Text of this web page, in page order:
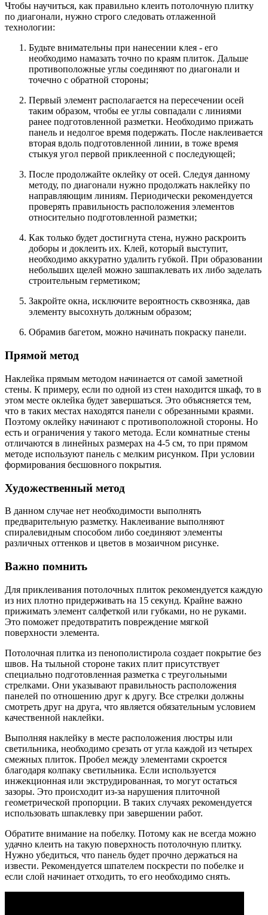
Чтобы научиться, как правильно клеить потолочную плитку
по диагонали, нужно строго следовать отлаженной
технологии:
Будьте внимательны при нанесении клея - его
необходимо намазать точно по краям плиток. Дальше
противоположные углы соединяют по диагонали и
точечно с обратной стороны;
Первый элемент располагается на пересечении осей
таким образом, чтобы ее углы совпадали с линиями
ранее подготовленной разметки. Необходимо прижать
панель и недолгое время подержать. После наклеивается
вторая вдоль подготовленной линии, в тоже время
стыкуя угол первой приклеенной с последующей;
После продолжайте оклейку от осей. Следуя данному
методу, по диагонали нужно продолжать наклейку по
направляющим линиям. Периодически рекомендуется
проверять правильность расположения элементов
относительно подготовленной разметки;
Как только будет достигнута стена, нужно раскроить
доборы и доклеить их. Клей, который выступит,
необходимо аккуратно удалить губкой. При образовании
небольших щелей можно зашпаклевать их либо заделать
строительным герметиком;
Закройте окна, исключите вероятность сквозняка, дав
элементу высохнуть должным образом;
Обрамив багетом, можно начинать покраску панели.
Прямой метод
Наклейка прямым методом начинается от самой заметной
стены. К примеру, если по одной из стен находится шкаф, то в
этом месте оклейка будет завершаться. Это объясняется тем,
что в таких местах находятся панели с обрезанными краями.
Поэтому оклейку начинают с противоположной стороны. Но
есть и ограничения у такого метода. Если комнатные стены
отличаются в линейных размерах на 4-5 см, то при прямом
методе используют панель с мелким рисунком. При условии
формирования бесшовного покрытия.
Художественный метод
В данном случае нет необходимости выполнять
предварительную разметку. Наклеивание выполняют
спиралевидным способом либо соединяют элементы
различных оттенков и цветов в мозаичном рисунке.
Важно помнить
Для приклеивания потолочных плиток рекомендуется каждую
из них плотно придерживать на 15 секунд. Крайне важно
прижимать элемент салфеткой или губками, но не руками.
Это поможет предотвратить повреждение мягкой
поверхности элемента.
Потолочная плитка из пенополистирола создает покрытие без
швов. На тыльной стороне таких плит присутствует
специально подготовленная разметка с треугольными
стрелками. Они указывают правильность расположения
панелей по отношению друг к другу. Все стрелки должны
смотреть друг на друга, что является обязательным условием
качественной наклейки.
Выполняя наклейку в месте расположения люстры или
светильника, необходимо срезать от угла каждой из четырех
смежных плиток. Пробел между элементами скроется
благодаря колпаку светильника. Если используется
инжекционная или экструдированная, то могут остаться
зазоры. Это происходит из-за нарушения плиточной
геометрической пропорции. В таких случаях рекомендуется
использовать шпаклевку при завершении работ.
Обратите внимание на побелку. Потому как не всегда можно
удачно клеить на такую поверхность потолочную плитку.
Нужно убедиться, что панель будет прочно держаться на
извести. Рекомендуется шпателем поскрести по побелке и
если слой начинает отходить, то его необходимо снять.